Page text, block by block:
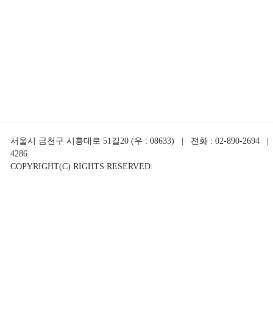
서울시 금천구 시흥대로 51길20 (우 : 08633) | 전화 : 02-890-2694 |
4286
COPYRIGHT(C) RIGHTS RESERVED.